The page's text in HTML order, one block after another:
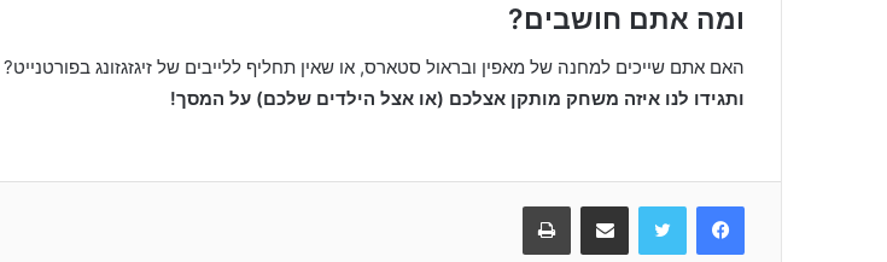
ומה אתם חושבים?
האם אתם שייכים למחנה של מאפין ובראול סטארס, או שאין תחליף ללייבים של זיגזגזונג בפורטנייט?
ותגידו לנו איזה משחק מותקן אצלכם (או אצל הילדים שלכם) על המסך!